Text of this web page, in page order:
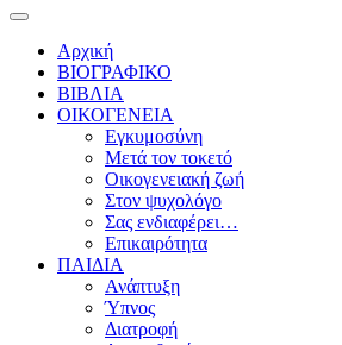
Αρχική
ΒΙΟΓΡΑΦΙΚΟ
ΒΙΒΛΙΑ
ΟΙΚΟΓΕΝΕΙΑ
Εγκυμοσύνη
Μετά τον τοκετό
Οικογενειακή ζωή
Στον ψυχολόγο
Σας ενδιαφέρει…
Επικαιρότητα
ΠΑΙΔΙΑ
Ανάπτυξη
Ύπνος
Διατροφή